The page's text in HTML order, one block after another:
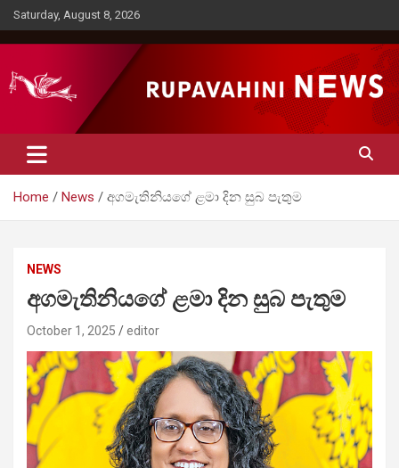
Skip
to
content
Saturday, August 8, 2026
Rupavahini News
Home News අගමැතිනියගේ ළමා දින සුබ පැතුම
NEWS
අගමැතිනියගේ ළමා දින සුබ පැතුම
October 1, 2025 editor